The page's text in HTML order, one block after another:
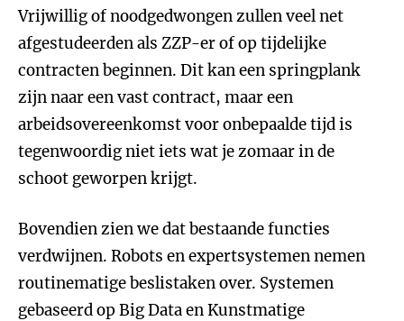
Vrijwillig of noodgedwongen zullen veel net
afgestudeerden als ZZP-er of op tijdelijke
contracten beginnen. Dit kan een springplank
zijn naar een vast contract, maar een
arbeidsovereenkomst voor onbepaalde tijd is
tegenwoordig niet iets wat je zomaar in de
schoot geworpen krijgt.
Bovendien zien we dat bestaande functies
verdwijnen. Robots en expertsystemen nemen
routinematige beslistaken over. Systemen
gebaseerd op Big Data en Kunstmatige